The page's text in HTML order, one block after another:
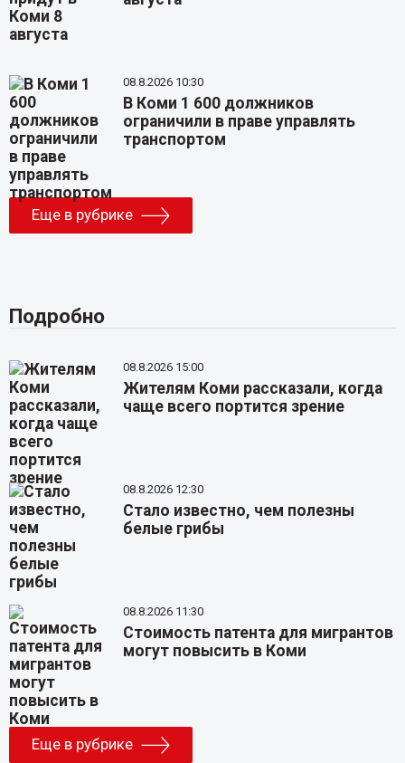
08.8.2026 10:30
В Коми 1 600 должников
ограничили в праве управлять
транспортом
Еще в рубрике
Подробно
08.8.2026 15:00
Жителям Коми рассказали, когда
чаще всего портится зрение
08.8.2026 12:30
Стало известно, чем полезны
белые грибы
08.8.2026 11:30
Стоимость патента для мигрантов
могут повысить в Коми
Еще в рубрике